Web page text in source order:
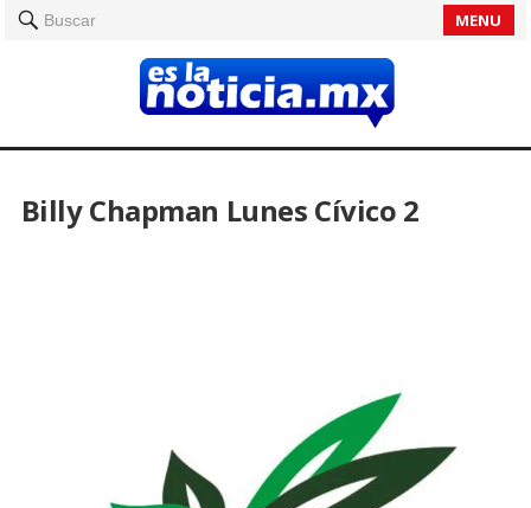
Buscar MENU
Billy Chapman Lunes Cívico 2